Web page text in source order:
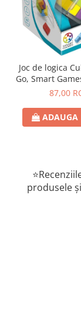
Joc de logica
Go, Smart
87,00
ADAUGA
produsele